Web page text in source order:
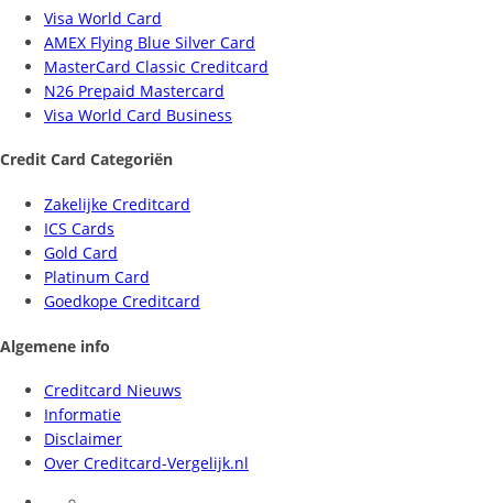
Visa World Card
AMEX Flying Blue Silver Card
MasterCard Classic Creditcard
N26 Prepaid Mastercard
Visa World Card Business
Credit Card Categoriën
Zakelijke Creditcard
ICS Cards
Gold Card
Platinum Card
Goedkope Creditcard
Algemene info
Creditcard Nieuws
Informatie
Disclaimer
Over Creditcard-Vergelijk.nl